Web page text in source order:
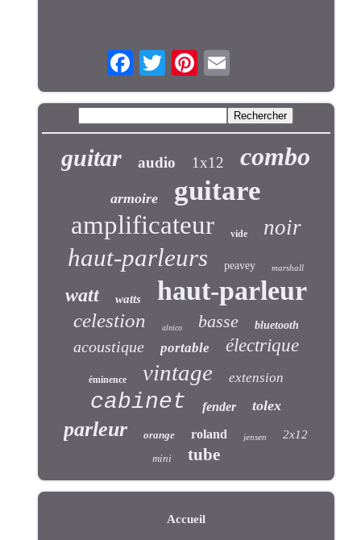
guitar audio 1x12 combo
armoire guitare
amplificateur vide noir
haut-parleurs peavey marshall
watt watts haut-parleur
celestion alnico basse bluetooth
acoustique portable électrique
éminence vintage extension
cabinet fender tolex
parleur orange roland jensen 2x12
mini tube
Accueil